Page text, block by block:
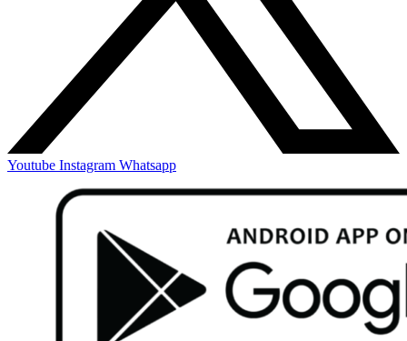
Youtube Instagram Whatsapp